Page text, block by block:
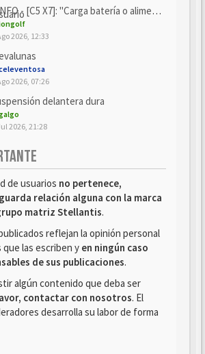
- [C5 X7]: "Carga batería o alimentación eléctri...
2026, 12:33
2026, 07:26
delantera dura
2026, 21:28
de usuarios no pertenece,
relación alguna con la marca
matriz Stellantis.
reflejan la opinión personal
que las escriben y en ningún caso
de sus publicaciones.
algún contenido que deba ser
contactar con nosotros. El
desarrolla su labor de forma